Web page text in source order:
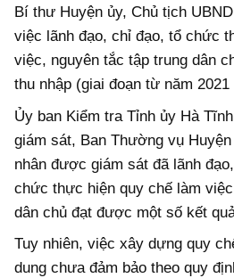
Bí thư Huyện ủy, Chủ tịch
việc lãnh đạo, chỉ đạo, tổ chức
việc, nguyên tắc tập trung dân
thu nhập (giai đoạn từ năm
Ủy ban Kiểm tra Tỉnh ủy Hà
giám sát, Ban Thường vụ
nhân được giám sát đã lãnh
chức thực hiện quy chế làm
dân chủ đạt được một số kết
Tuy nhiên, việc xây dựng quy
dung chưa đảm bảo theo quy